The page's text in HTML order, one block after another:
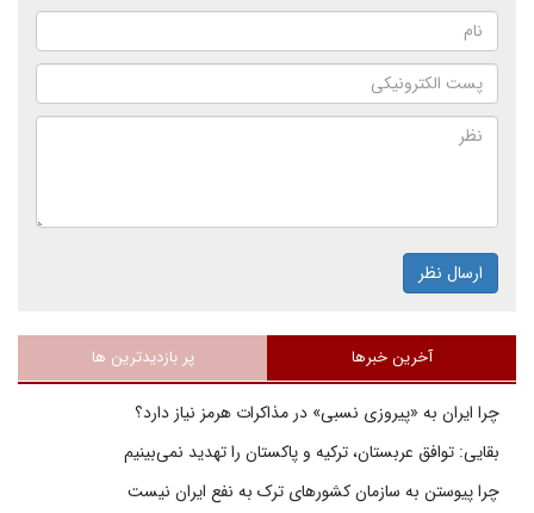
ارسال نظر
آخرین خبرها پر بازدیدترین ها
چرا ایران به «پیروزی نسبی» در مذاکرات هرمز نیاز دارد؟
بقایی: توافق عربستان، ترکیه و پاکستان را تهدید نمی‌بینیم
چرا پیوستن به سازمان کشورهای ترک به نفع ایران نیست